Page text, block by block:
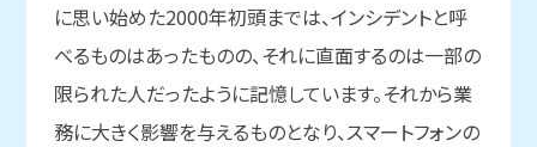
に思い始めた2000年初頭までは、インシデントと呼
べるものはあったものの、それに直面するのは一部の
限られた人だったように記憶しています。それから業
務に大きく影響を与えるものとなり、スマートフォンの